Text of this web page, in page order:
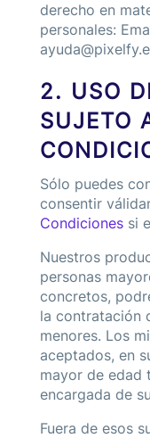
derecho en
personales:
2. USO
SUJETO
Sólo puedes
consentir
Condiciones si
Nuestros
personas
concretos,
la contratación
menores. Los
aceptados, en
mayor de edad
encargada de
Fuera de esos